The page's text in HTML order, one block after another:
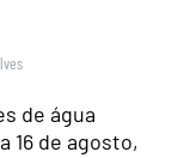
de água
16 de agosto,